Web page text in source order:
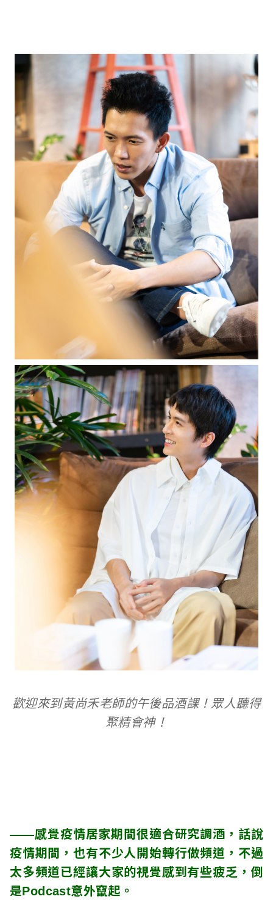
歡迎來到黃尚禾老師的午後品酒課！眾人聽得
聚精會神！
——感覺疫情居家期間很適合研究調酒，話說
疫情期間，也有不少人開始轉行做頻道，不過
太多頻道已經讓大家的視覺感到有些疲乏，倒
是Podcast意外竄起。